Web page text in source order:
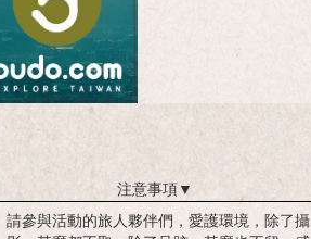
注意事項 ▼
請參與活動的旅人夥伴們，愛護環境，除了攝